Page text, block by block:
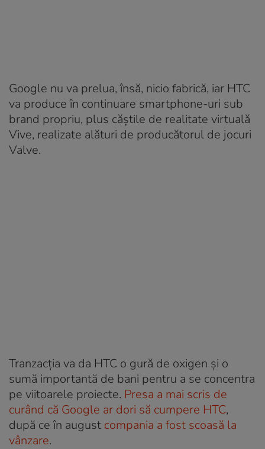
Google nu va prelua, însă, nicio fabrică, iar HTC
va produce în continuare smartphone-uri sub
brand propriu, plus căștile de realitate virtuală
Vive, realizate alături de producătorul de jocuri
Valve.
Tranzacția va da HTC o gură de oxigen și o
sumă importantă de bani pentru a se concentra
pe viitoarele proiecte. Presa a mai scris de
curând că Google ar dori să cumpere HTC,
după ce în august compania a fost scoasă la
vânzare.